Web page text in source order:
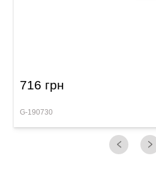
716 грн
G-190730